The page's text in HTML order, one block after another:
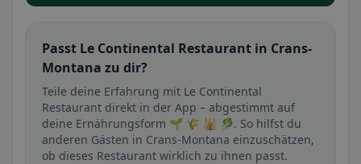
Passt Le Continental Restaurant in Crans-
Montana zu dir?
Teile deine Erfahrung mit Le Continental
Restaurant direkt in der App – abgestimmt auf
deine Ernährungsform 🌱 🌾 🕌 🥬. So hilfst du
anderen Gästen in Crans-Montana einzuschätzen,
ob dieses Restaurant wirklich zu ihnen passt.